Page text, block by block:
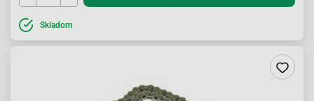
Skladom